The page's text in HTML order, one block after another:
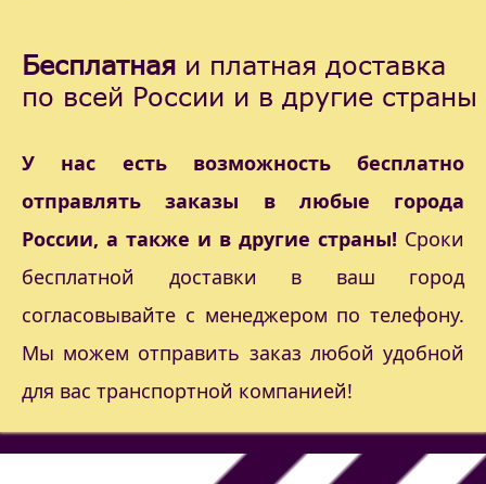
Бесплатная и платная доставка
по всей России и в другие страны
У нас есть возможность бесплатно
отправлять заказы в любые города
России, а также и в другие страны! Сроки
бесплатной доставки в ваш город
согласовывайте с менеджером по телефону.
Мы можем отправить заказ любой удобной
для вас транспортной компанией!